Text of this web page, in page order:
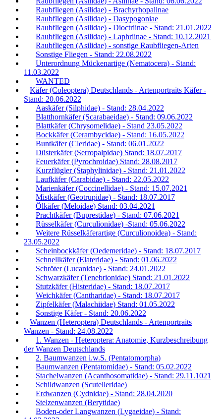
Raubfliegen (Asilidae) - Brachyrhopalinae
Raubfliegen (Asilidae) - Dasypogoniae
Raubfliegen (Asilidae) - Dioctriinae - Stand: 21.01.2022
Raubfliegen (Asilidae) - Laphriinae - Stand: 10.12.2021
Raubfliegen (Asilidae) - sonstige Raubfliegen-Arten
Sonstige Fliegen - Stand: 22.08.2022
Unterordnung Mückenartige (Nematocera) - Stand:
11.03.2022
WANTED
Käfer (Coleoptera) Deutschlands - Artenportraits Käfer -
Stand: 20.06.2022
Aaskäfer (Silphidae) - Stand: 28.04.2022
Blatthornkäfer (Scarabaeidae) - Stand: 09.06.2022
Blattkäfer (Chrysomelidae) - Stand 23.05.2022
Bockkäfer (Cerambycidae) - Stand: 16.05.2022
Buntkäfer (Cleridae) - Stand: 06.01.2022
Düsterkäfer (Serropalpidae) Stand: 18.07.2017
Feuerkäfer (Pyrochroidae) Stand: 28.08.2017
Kurzflügler (Staphylinidae) - Stand: 21.01.2022
Laufkäfer (Carabidae) - Stand: 22.05.2022
Marienkäfer (Coccinellidae) - Stand: 15.07.2021
Mistkäfer (Geotrupidae) - Stand: 18.07.2017
Ölkäfer (Meloidae) Stand: 03.04.2021
Prachtkäfer (Buprestidae) - Stand: 07.06.2021
Rüsselkäfer (Curculionidae) -Stand: 05.06.2022
Weitere Rüsselkäferartige (Curculionoidea) - Stand:
23.05.2022
Scheinbockkäfer (Oedemeridae) - Stand: 18.07.2017
Schnellkäfer (Elateridae) - Stand: 01.06.2022
Schröter (Lucanidae) - Stand: 24.01.2022
Schwarzkäfer (Tenebrionidae) Stand: 21.01.2022
Stutzkäfer (Histeridae) - Stand: 18.07.2017
Weichkäfer (Cantharidae) - Stand: 18.07.2017
Zipfelkäfer (Malachiidae) Stand: 01.05.2022
Sonstige Käfer - Stand: 20.06.2022
Wanzen (Heteroptera) Deutschlands - Artenportraits
Wanzen - Stand: 24.08.2022
1. Wanzen - Heteroptera: Anatomie, Kurzbeschreibung
der Wanzen Deutschlands
2. Baumwanzen i.w.S. (Pentatomorpha)
Baumwanzen (Pentatomidae) - Stand: 05.02.2022
Stachelwanzen (Acanthosomatidae) - Stand: 29.11.1021
Schildwanzen (Scutelleridae)
Erdwanzen (Cydnidae) - Stand: 28.04.2020
Stelzenwanzen (Berytidae)
Boden-oder Langwanzen (Lygaeidae) - Stand: